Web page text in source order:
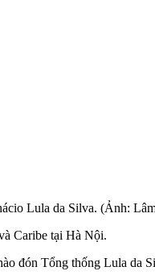
Lula da Silva. (Ảnh:
Caribe tại Hà Nội.
đón Tổng thống Lula da